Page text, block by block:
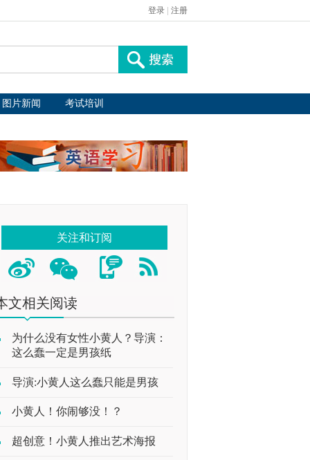
登录 注册
图片新闻 考试培训
关注和订阅
文相关阅读
为什么没有女性小黄人？导演：
这么蠢一定是男孩纸
导演:小黄人这么蠢只能是男孩
小黄人！你闹够没！？
超创意！小黄人推出艺术海报